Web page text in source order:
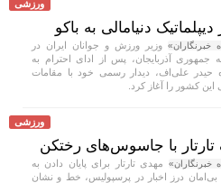
ورزشی
دنیامالی به باکو
خبرنگاران» وزیر ورزش و جوانان ایران در
جمهوری آذربایجان، پس از ادای احترام به
حیدر علی‌اف، دیدار رسمی خود با مقامات
کشور را آغاز کرد.
ورزشی
با جاسوس‌های رختکن
خبرنگاران» مهدی تارتار برای پایان دادن به
بی‌امان درز اخبار در پرسپولیس، خط و نشان